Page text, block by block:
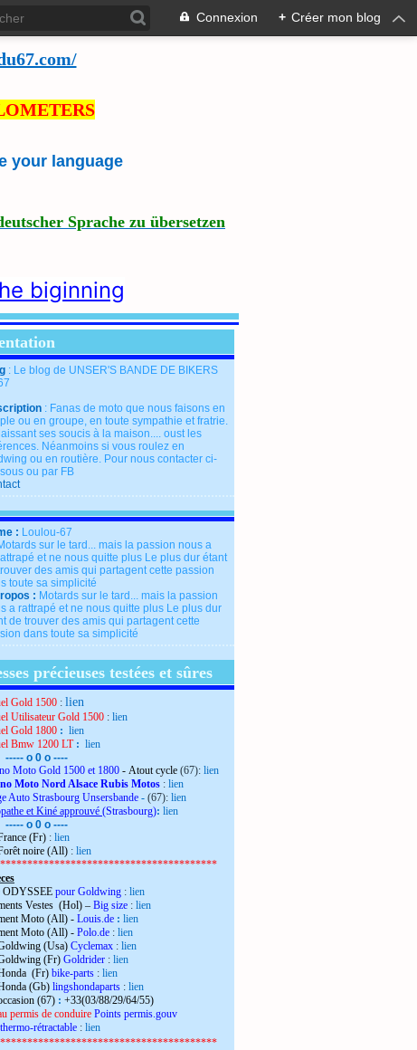
Connexion + Créer mon blog
your language
Sprache zu übersetzen
biginning
: Le blog de UNSER'S BANDE DE BIKERS
: Fanas de moto que nous faisons en
ou en groupe, en toute sympathie et fratrie.
ses soucis à la maison.... oust les
Néanmoins si vous roulez en
ou en routière. Pour nous contacter ci-
ou par FB
: Loulou-67
: Motards sur le tard... mais la passion
a rattrapé et ne nous quitte plus Le plus dur
de trouver des amis qui partagent cette
dans toute sa simplicité
précieuses testées et sûres
Gold 1500 : lien
Utilisateur Gold 1500 : lien
Gold 1800 : lien
Bmw 1200 LT: lien
----- o 0 o ----
Moto Gold 1500 et 1800 - Atout cycle (67): lien
Moto Nord Alsace Rubis Motos : lien
Auto Strasbourg Unsersbande - (67): lien
et Kiné approuvé (Strasbourg): lien
----- o 0 o ----
(Fr) : lien
noire (All) : lien
ODYSSEE pour Goldwing : lien
Vestes (Hol) – Big size : lien
Moto (All) - Louis.de : lien
Moto (All) - Polo.de : lien
(Usa) Cyclemax : lien
(Fr) Goldrider : lien
(Fr) bike-parts : lien
(Gb) lingshondaparts : lien
(67) : +33(03/88/29/64/55)
permis de conduire Points permis.gouv
thermo-rétractable : lien